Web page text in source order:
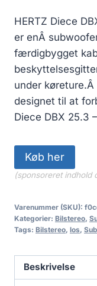
HERTZ Diece
er enÂ
færdigbygget
under
designet til at
Diece DBX 25.3
Køb her
(sponsoreret indhold
Varenummer (SKU):
Kategorier: Bilstereo,
Tags: Bilstereo, los,
Beskrivelse